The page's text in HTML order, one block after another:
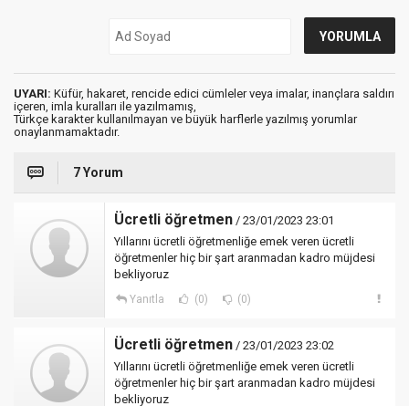
UYARI: Küfür, hakaret, rencide edici cümleler veya imalar, inançlara saldırı
içeren, imla kuralları ile yazılmamış,
Türkçe karakter kullanılmayan ve büyük harflerle yazılmış yorumlar
onaylanmamaktadır.
7 Yorum
Ücretli öğretmen / 23/01/2023 23:01
Yıllarını ücretli öğretmenliğe emek veren ücretli
öğretmenler hiç bir şart aranmadan kadro müjdesi
bekliyoruz
Yanıtla (0) (0)
Ücretli öğretmen / 23/01/2023 23:02
Yıllarını ücretli öğretmenliğe emek veren ücretli
öğretmenler hiç bir şart aranmadan kadro müjdesi
bekliyoruz